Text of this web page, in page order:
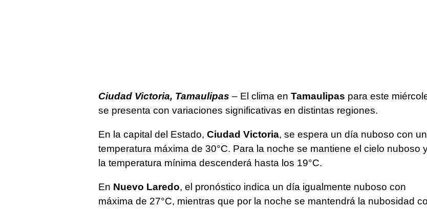
Ciudad Victoria, Tamaulipas – El clima en Tamaulipas para este
se presenta con variaciones significativas en distintas regiones.
En la capital del Estado, Ciudad Victoria, se espera un día nuboso con
temperatura máxima de 30°C. Para la noche se mantiene el cielo nuboso
la temperatura mínima descenderá hasta los 19°C.
En Nuevo Laredo, el pronóstico indica un día igualmente nuboso con
máxima de 27°C, mientras que por la noche se mantendrá la nubosidad